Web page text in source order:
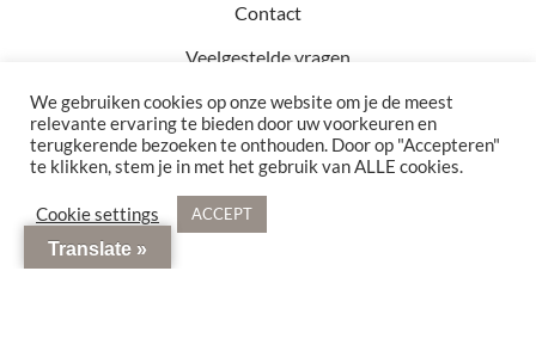
Contact
Veelgestelde vragen
Kvk: 81457782
BTW: NL002990154B76
Bezoekadres: Hof 15 5571 CA Bergeijk
© 2021 - 2026 TJK Interior. Alle rechten voorbehouden
We gebruiken cookies op onze website om je de meest
relevante ervaring te bieden door uw voorkeuren en
terugkerende bezoeken te onthouden. Door op "Accepteren"
te klikken, stem je in met het gebruik van ALLE cookies.
Cookie settings ACCEPT
Translate »